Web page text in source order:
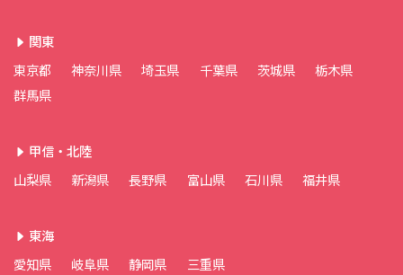
関東
東京都
神奈川県 埼玉県 千葉県 茨城県
栃木県
群馬県
甲信・北陸
山梨県
新潟県 長野県 富山県 石川県 福井県
東海
愛知県
岐阜県 静岡県 三重県